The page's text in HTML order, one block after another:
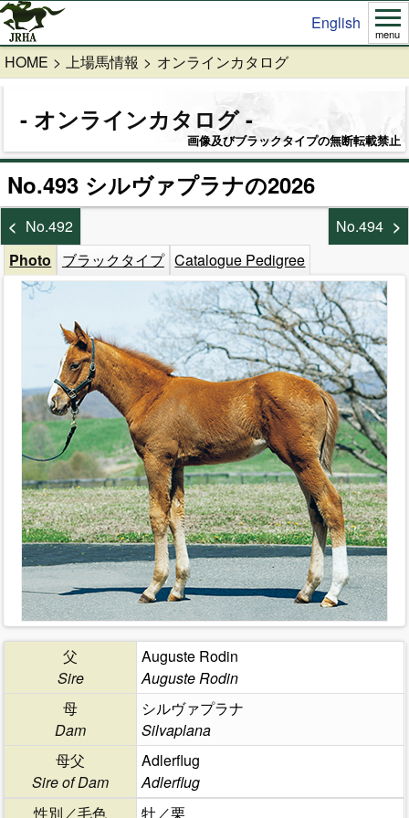
English
menu
HOME 上場馬情報 オンラインカタログ
オンラインカタログ
画像及びブラックタイプの無断転載禁止
No.493 シルヴァプラナの2026
No.492
No.494
Photo
ブラックタイプ Catalogue Pedigree
父
Sire
Auguste Rodin
Auguste Rodin
母
Dam
シルヴァプラナ
Silvaplana
母父
Sire of Dam
Adlerflug
Adlerflug
性別／毛色
牡／栗